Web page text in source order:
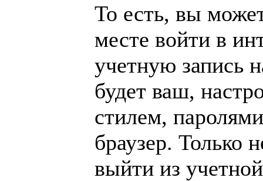
То есть, вы
месте войти в
учетную запись
будет ваш,
стилем,
браузер. Только
выйти из